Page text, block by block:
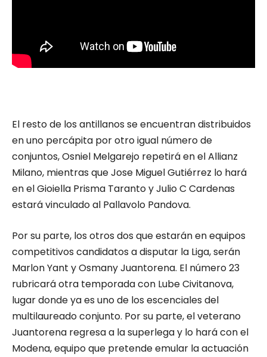
El resto de los antillanos se encuentran distribuidos
en uno percápita por otro igual número de
conjuntos, Osniel Melgarejo repetirá en el Allianz
Milano, mientras que Jose Miguel Gutiérrez lo hará
en el Gioiella Prisma Taranto y Julio C Cardenas
estará vinculado al Pallavolo Pandova.
Por su parte, los otros dos que estarán en equipos
competitivos candidatos a disputar la Liga, serán
Marlon Yant y Osmany Juantorena. El número 23
rubricará otra temporada con Lube Civitanova,
lugar donde ya es uno de los escenciales del
multilaureado conjunto. Por su parte, el veterano
Juantorena regresa a la superlega y lo hará con el
Modena, equipo que pretende emular la actuación